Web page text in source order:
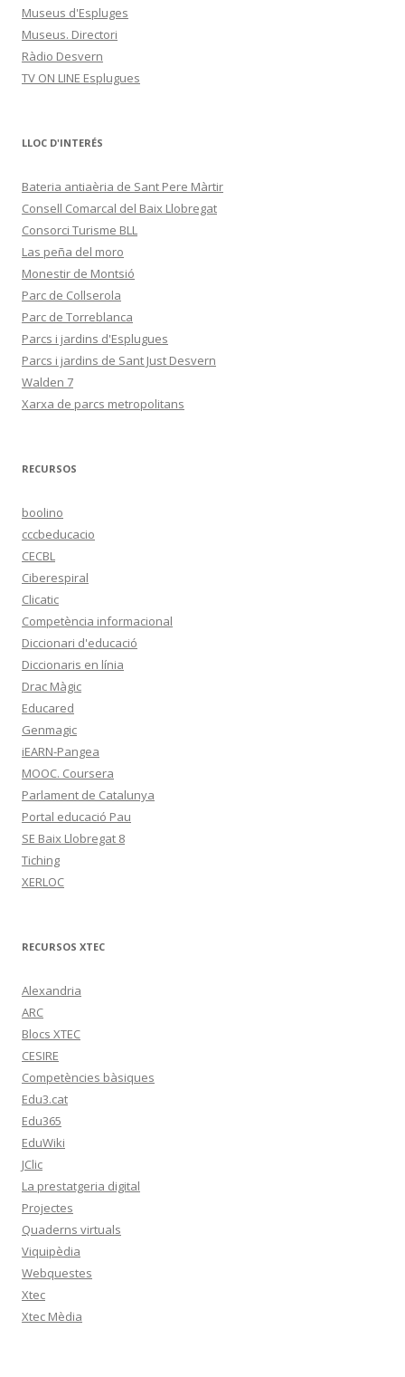
Museus d'Espluges
Museus. Directori
Ràdio Desvern
TV ON LINE Esplugues
LLOC D'INTERÉS
Bateria antiaèria de Sant Pere Màrtir
Consell Comarcal del Baix Llobregat
Consorci Turisme BLL
Las peña del moro
Monestir de Montsió
Parc de Collserola
Parc de Torreblanca
Parcs i jardins d'Esplugues
Parcs i jardins de Sant Just Desvern
Walden 7
Xarxa de parcs metropolitans
RECURSOS
boolino
cccbeducacio
CECBL
Ciberespiral
Clicatic
Competència informacional
Diccionari d'educació
Diccionaris en línia
Drac Màgic
Educared
Genmagic
iEARN-Pangea
MOOC. Coursera
Parlament de Catalunya
Portal educació Pau
SE Baix Llobregat 8
Tiching
XERLOC
RECURSOS XTEC
Alexandria
ARC
Blocs XTEC
CESIRE
Competències bàsiques
Edu3.cat
Edu365
EduWiki
JClic
La prestatgeria digital
Projectes
Quaderns virtuals
Viquipèdia
Webquestes
Xtec
Xtec Mèdia